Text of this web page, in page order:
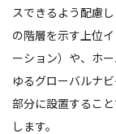
スできるよう配慮
の階層を示す上位
ーション）や、ホ
ゆるグローバルナ
部分に設置するこ
します。